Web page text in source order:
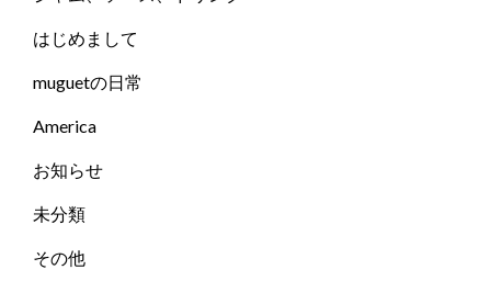
はじめまして
muguetの日常
America
お知らせ
未分類
その他